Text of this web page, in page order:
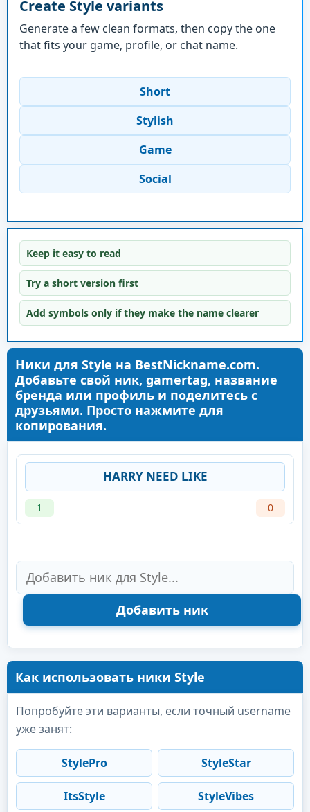
Create Style variants
Generate a few clean formats, then copy the one
that fits your game, profile, or chat name.
Short
Stylish
Game
Social
Keep it easy to read
Try a short version first
Add symbols only if they make the name clearer
Ники для Style на BestNickname.com.
Добавьте свой ник, gamertag, название
бренда или профиль и поделитесь с
друзьями. Просто нажмите для
копирования.
HARRY NEED LIKE
1 0
Как использовать ники Style
Попробуйте эти варианты, если точный username
уже занят:
StylePro StyleStar
ItsStyle StyleVibes